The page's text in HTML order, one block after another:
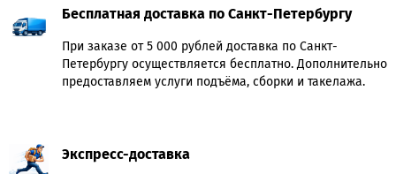
Бесплатная доставка по Санкт-Петербургу
При заказе от 5 000 рублей доставка по Санкт-
Петербургу осуществляется бесплатно. Дополнительно
предоставляем услуги подъёма, сборки и такелажа.
Экспресс-доставка